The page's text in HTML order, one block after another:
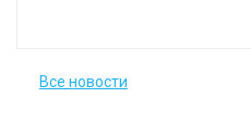
Все новости